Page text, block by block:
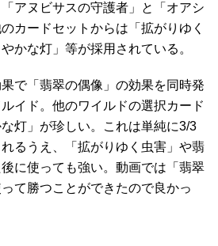
アヌビサスの守護者」と「オアシ
カードセットからは「拡がりゆく
かな灯」等が採用されている。
果で「翡翠の偶像」の効果を同時発
イド。他のワイルドの選択カード
灯」が珍しい。これは単純に3/3
るうえ、「拡がりゆく虫害」や翡
に使っても強い。動画では「翡翠
て勝つことができたので良かっ